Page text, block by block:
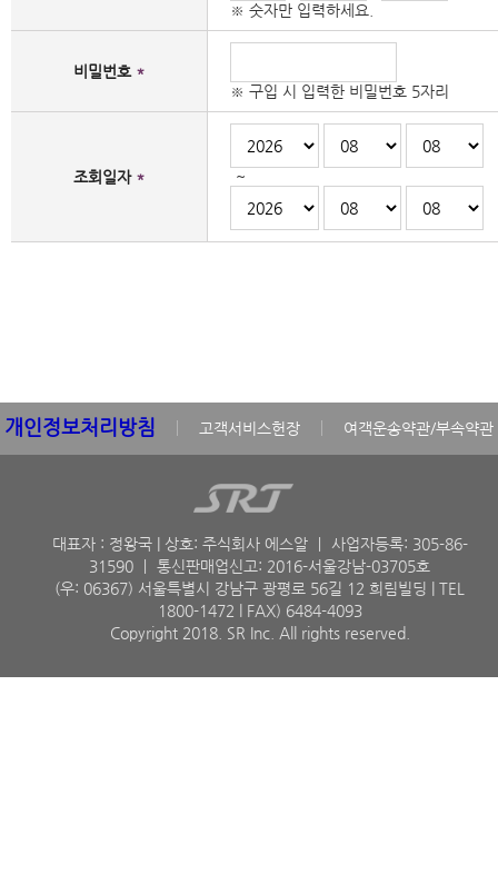
※ 숫자만 입력하세요.
비밀번호
※ 구입 시 입력한 비밀번호 5자리
조회일자 ~
개인정보처리방침 고객서비스헌장 여객운송약관/부속약관
대표자 : 정왕국 | 상호: 주식회사 에스알 ㅣ 사업자등록: 305-86-
31590
ㅣ 통신판매업신고: 2016-서울강남-03705호
(우: 06367) 서울특별시 강남구 광평로 56길 12 희림빌딩 |TEL
1800-1472 l FAX) 6484-4093
Copyright 2018. SR Inc. All rights reserved.